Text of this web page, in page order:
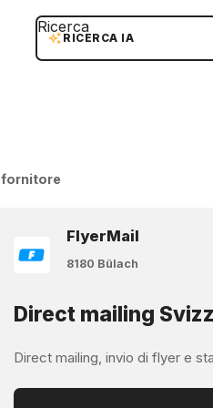
RICERCA IA
Ricerca
fornitore
FlyerMail
8180 Bülach
Direct mailing
Direct mailing, invio di flyer e